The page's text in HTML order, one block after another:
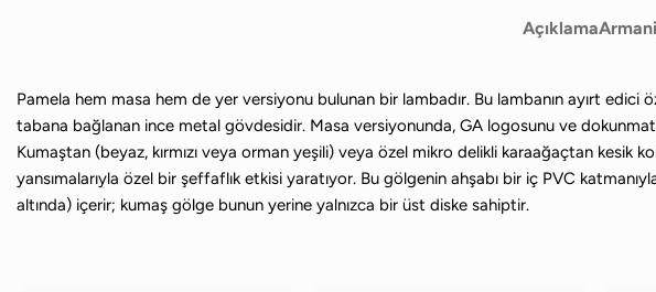
Açıklama
Pamela hem masa hem de yer versiyonu bulunan bir lambadır. Bu lambanın ayırt
tabana bağlanan ince metal gövdesidir. Masa versiyonunda, GA logosunu ve
Kumaştan (beyaz, kırmızı veya orman yeşili) veya özel mikro delikli karaağaçtan kesik
yansımalarıyla özel bir şeffaflık etkisi yaratıyor. Bu gölgenin ahşabı bir iç PVC
altında) içerir; kumaş gölge bunun yerine yalnızca bir üst diske sahiptir.